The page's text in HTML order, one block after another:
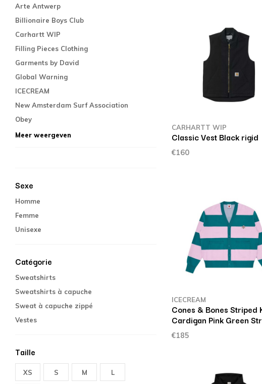
Arte Antwerp
Billionaire Boys Club
Carhartt WIP
Filling Pieces Clothing
Garments by David
Global Warning
ICECREAM
New Amsterdam Surf Association
Obey
Meer weergeven
Sexe
Homme
Femme
Unisexe
Catégorie
Sweatshirts
Sweatshirts à capuche
Sweat à capuche zippé
Vestes
Taille
XS S M L
CARHARTT WIP
Classic Vest Black rigid
€160
ICECREAM
Cones & Bones Striped
Cardigan Pink Green
€185